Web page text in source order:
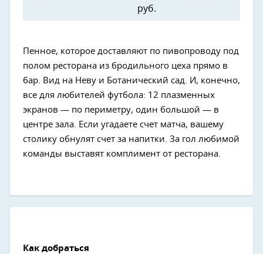
руб.
Пенное, которое доставляют по пивопроводу под
полом ресторана из бродильного цеха прямо в
бар. Вид на Неву и Ботанический сад. И, конечно,
все для любителей футбола: 12 плазменных
экранов — по периметру, один большой — в
центре зала. Если угадаете счет матча, вашему
столику обнулят счет за напитки. За гол любимой
команды выставят комплимент от ресторана.
Как добраться